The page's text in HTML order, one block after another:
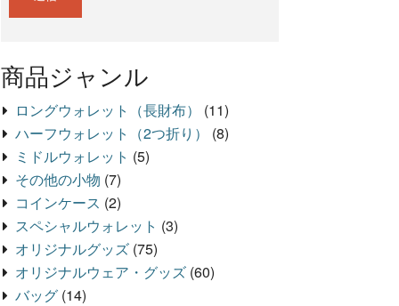
商品ジャンル
ロングウォレット（長財布）
(11)
ハーフウォレット（2つ折り）
(8)
ミドルウォレット (5)
その他の小物 (7)
コインケース (2)
スペシャルウォレット (3)
オリジナルグッズ (75)
オリジナルウェア・グッズ (60)
バッグ (14)